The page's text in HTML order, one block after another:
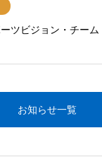
ーツビジョン・チー
お知らせ一覧